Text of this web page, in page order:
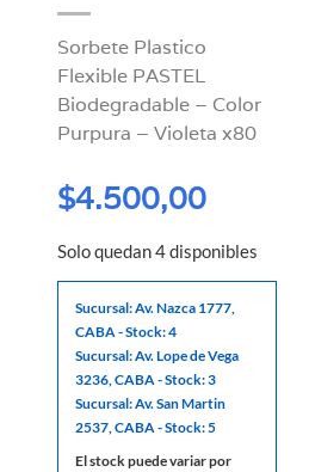
Sorbete Plastico
Flexible PASTEL
Biodegradable – Color
Purpura – Violeta x80
$4.500,00
Solo quedan 4 disponibles
Sucursal: Av. Nazca 1777,
CABA - Stock: 4
Sucursal: Av. Lope de Vega
3236, CABA - Stock: 3
Sucursal: Av. San Martin
2537, CABA - Stock: 5
El stock puede variar por